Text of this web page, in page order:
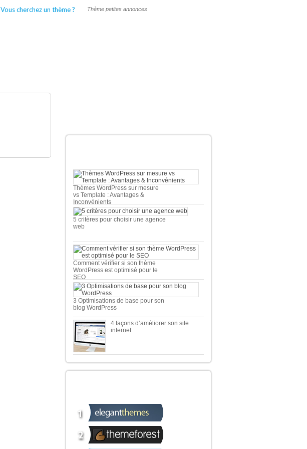
Vous cherchez un thème ?
Thèmes WordPress sur mesure
vs Template : Avantages &
Inconvénients
5 critères pour choisir une agence
web
Comment vérifier si son thème
WordPress est optimisé pour le
SEO
3 Optimisations de base pour son
blog WordPress
4 façons d’améliorer son site
internet